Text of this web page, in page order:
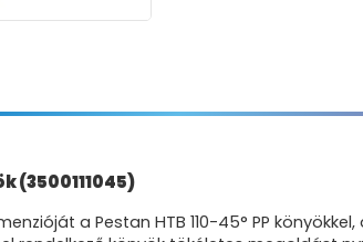
(3500111045)
a Pestan HTB 110-45° PP